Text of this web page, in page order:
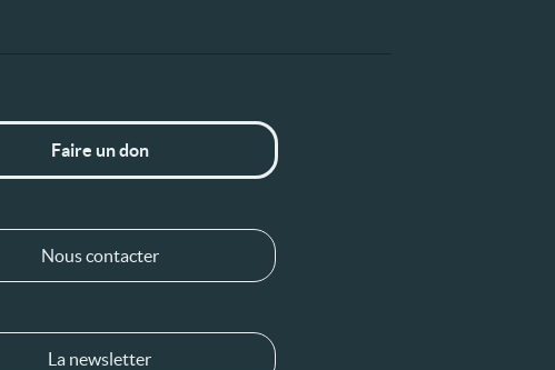
Faire un don
Nous contacter
La newsletter